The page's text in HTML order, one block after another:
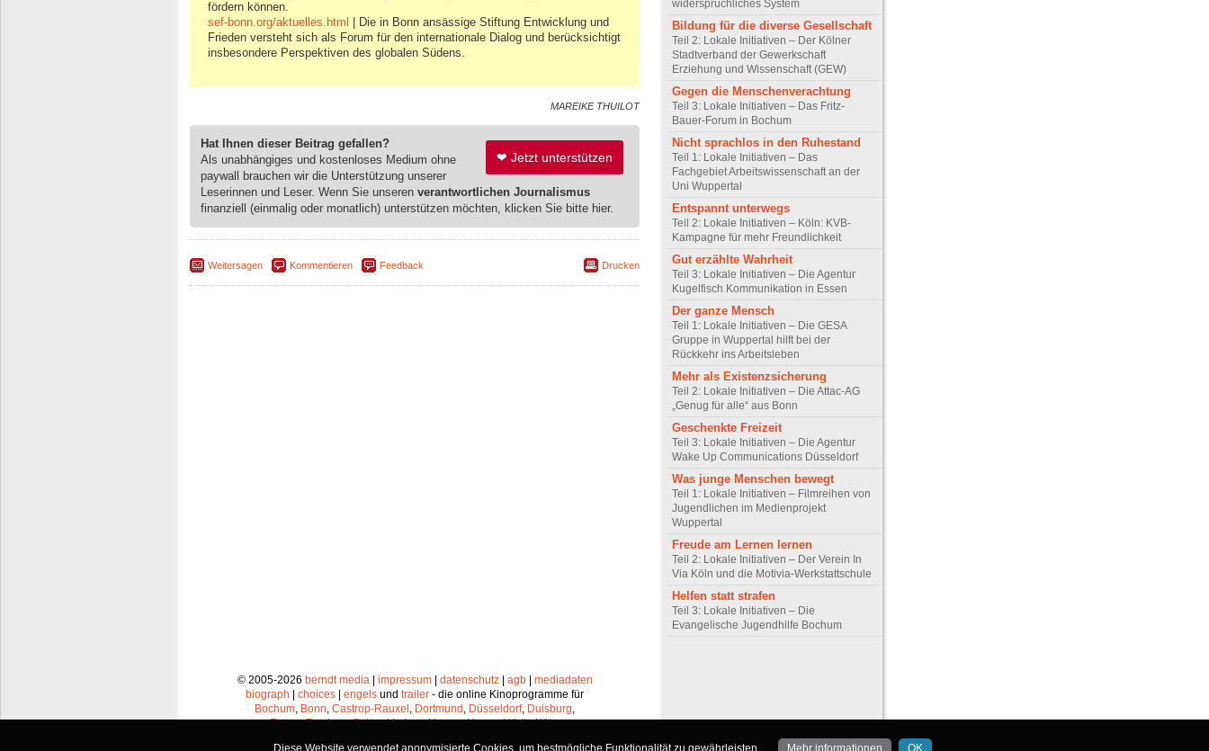
fördern können.
sef-bonn.org/aktuelles.html
| Die in Bonn ansässige Stiftung Entwicklung und
Frieden versteht sich als Forum für den internationale Dialog und berücksichtigt
insbesondere Perspektiven des globalen Südens.
MAREIKE THUILOT
❤ Jetzt unterstützen
Hat Ihnen dieser Beitrag gefallen?
Als unabhängiges und kostenloses Medium ohne
paywall brauchen wir die Unterstützung unserer
Leserinnen und Leser. Wenn Sie unseren verantwortlichen Journalismus
finanziell (einmalig oder monatlich) unterstützen möchten, klicken Sie bitte hier.
Weitersagen Kommentieren Feedback Drucken
widersprüchliches System
Bildung für die diverse Gesellschaft
Teil 2: Lokale Initiativen – Der Kölner
Stadtverband der Gewerkschaft
Erziehung und Wissenschaft (GEW)
Gegen die Menschenverachtung
Teil 3: Lokale Initiativen – Das Fritz-
Bauer-Forum in Bochum
Nicht sprachlos in den Ruhestand
Teil 1: Lokale Initiativen – Das
Fachgebiet Arbeitswissenschaft an der
Uni Wuppertal
Entspannt unterwegs
Teil 2: Lokale Initiativen – Köln: KVB-
Kampagne für mehr Freundlichkeit
Gut erzählte Wahrheit
Teil 3: Lokale Initiativen – Die Agentur
Kugelfisch Kommunikation in Essen
Der ganze Mensch
Teil 1: Lokale Initiativen – Die GESA
Gruppe in Wuppertal hilft bei der
Rückkehr ins Arbeitsleben
Mehr als Existenzsicherung
Teil 2: Lokale Initiativen – Die Attac-AG
„Genug für alle“ aus Bonn
Geschenkte Freizeit
Teil 3: Lokale Initiativen – Die Agentur
Wake Up Communications Düsseldorf
Was junge Menschen bewegt
Teil 1: Lokale Initiativen – Filmreihen von
Jugendlichen im Medienprojekt
Wuppertal
Freude am Lernen lernen
Teil 2: Lokale Initiativen – Der Verein In
Via Köln und die Motivia-Werkstattschule
Helfen statt strafen
Teil 3: Lokale Initiativen – Die
Evangelische Jugendhilfe Bochum
© 2005-2026 berndt media| impressum| datenschutz| agb| mediadaten
biograph
choices engels und trailer - die online Kinoprogramme für
Bochum, Bonn, Castrop-Rauxel , Dortmund , Düsseldorf, Duisburg,
Essen,Frechen,Gelsenkirchen,Hagen,Herne,Hürth,Köln,
Diese Website verwendet anonymisierte Cookies, um bestmögliche Funktionalität zu gewährleisten. Mehr informationen OK